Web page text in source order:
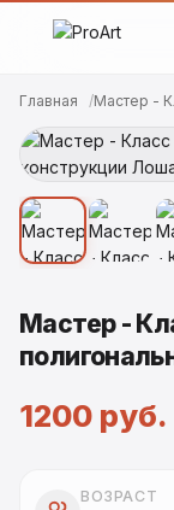
Главная Мастер -
Мастер -
1200 руб.
ВОЗРАСТ